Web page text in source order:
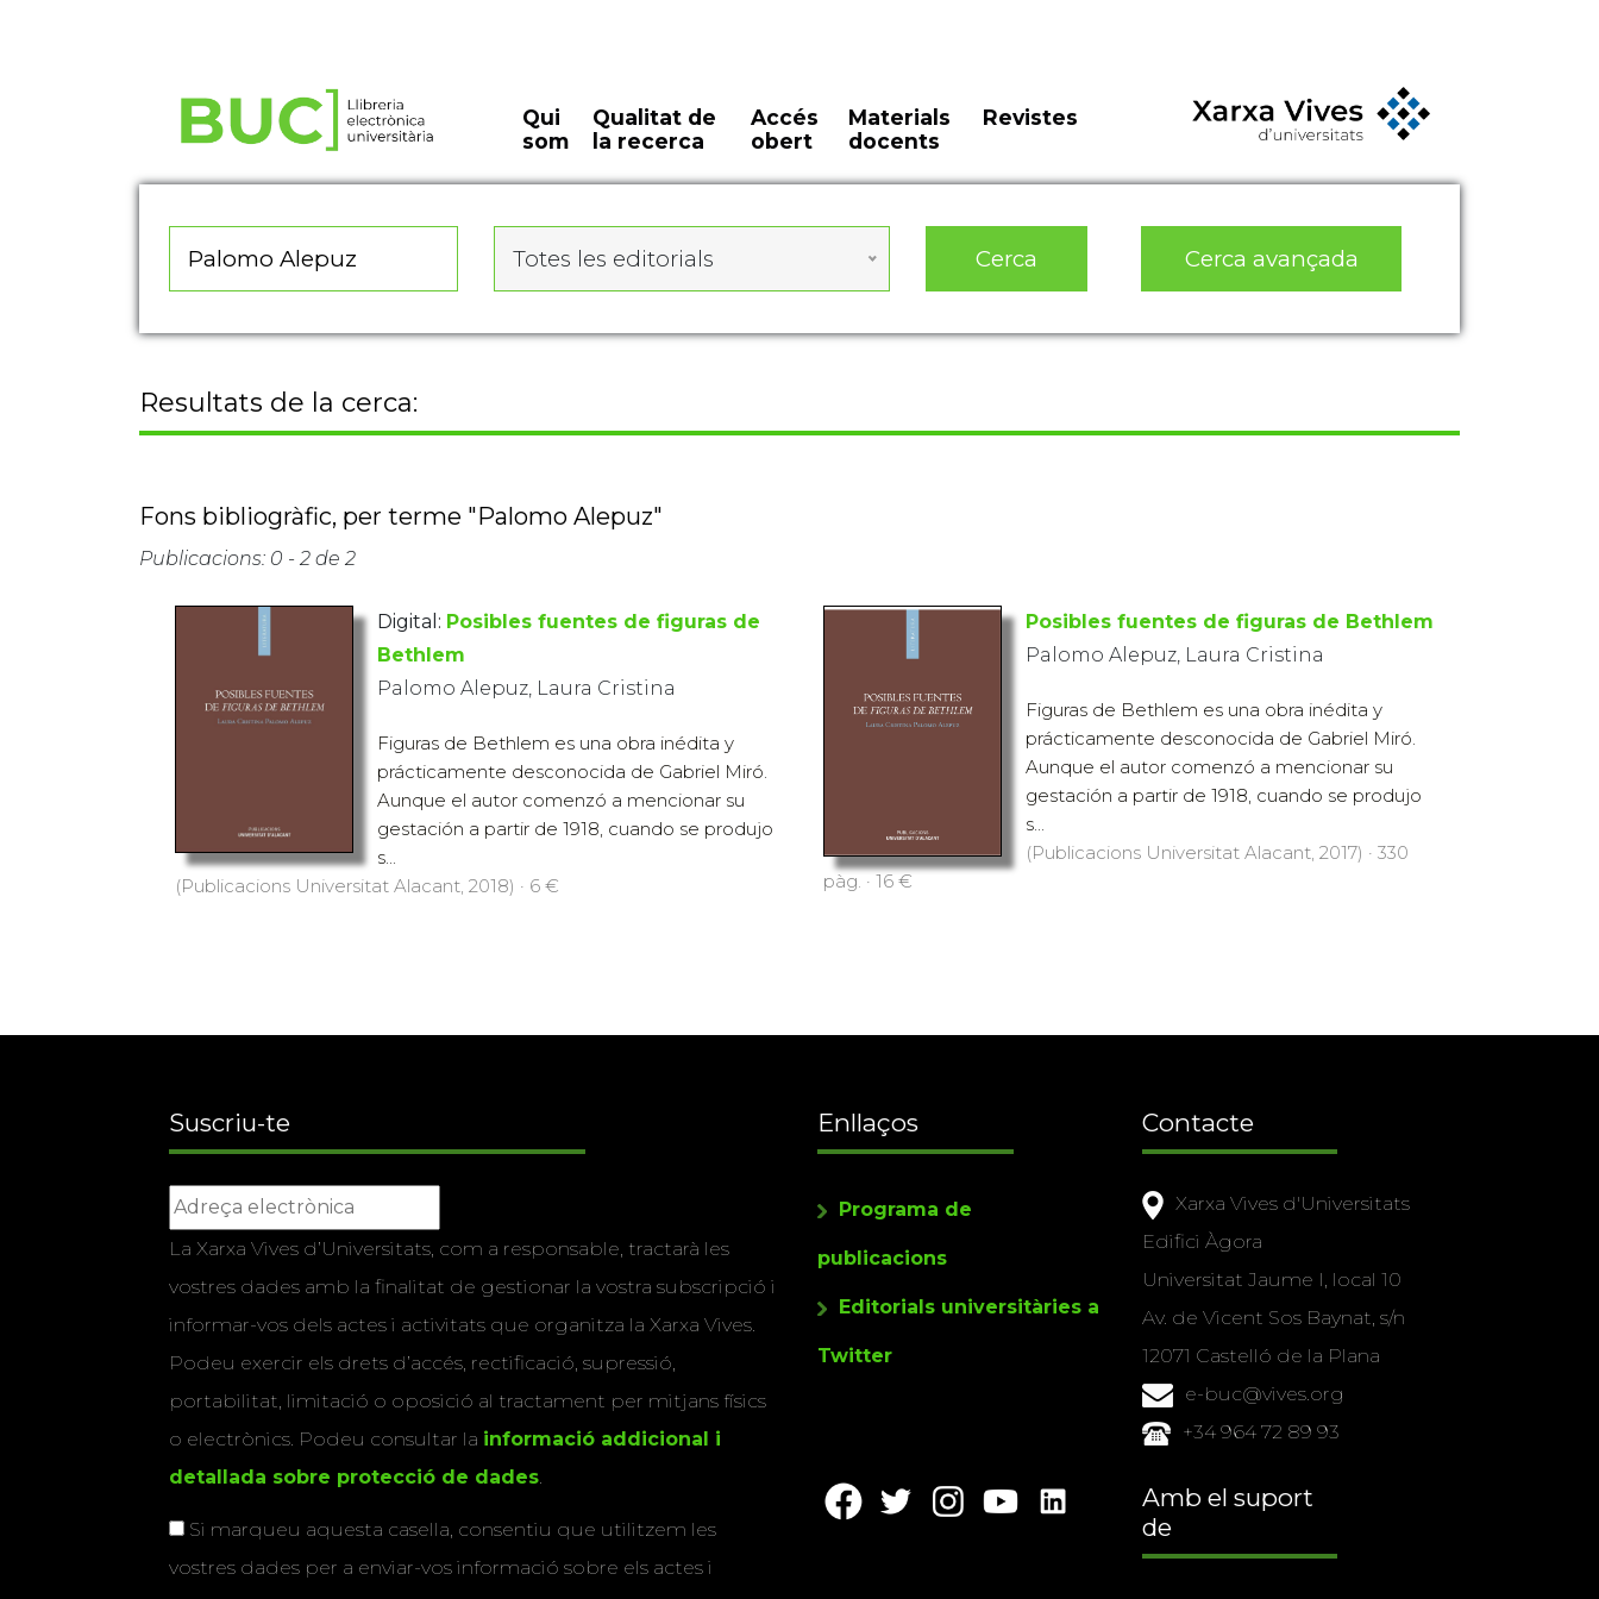
Qui
som
Qualitat de
la recerca
Accés
obert
Materials
docents
Revistes
Totes les editorials Cerca Cerca avançada
Resultats de la cerca:
Fons bibliogràfic, per terme "Palomo Alepuz"
Publicacions: 0 - 2 de 2
Digital: Posibles fuentes de figuras de
Bethlem
Palomo Alepuz, Laura Cristina
Figuras de Bethlem es una obra inédita y
prácticamente desconocida de Gabriel Miró.
Aunque el autor comenzó a mencionar su
gestación a partir de 1918, cuando se produjo
s...
(Publicacions Universitat Alacant, 2018) · 6 €
Posibles fuentes de figuras de Bethlem
Palomo Alepuz, Laura Cristina
Figuras de Bethlem es una obra inédita y
prácticamente desconocida de Gabriel Miró.
Aunque el autor comenzó a mencionar su
gestación a partir de 1918, cuando se produjo
s...
(Publicacions Universitat Alacant, 2017) · 330
pàg. · 16 €
Suscriu-te
La Xarxa Vives d’Universitats, com a responsable, tractarà les
vostres dades amb la finalitat de gestionar la vostra subscripció i
informar-vos dels actes i activitats que organitza la Xarxa Vives.
Podeu exercir els drets d’accés, rectificació, supressió,
portabilitat, limitació o oposició al tractament per mitjans físics
o electrònics. Podeu consultar la informació addicional i
detallada sobre protecció de dades.
Si marqueu aquesta casella, consentiu que utilitzem les
vostres dades per a enviar-vos informació sobre els actes i
Enllaços
Programa de
publicacions
Editorials universitàries a
Twitter
Contacte
Xarxa Vives d'Universitats
Edifici Àgora
Universitat Jaume I, local 10
Av. de Vicent Sos Baynat, s/n
12071 Castelló de la Plana
e-buc@vives.org
+34 964 72 89 93
Amb el suport
de